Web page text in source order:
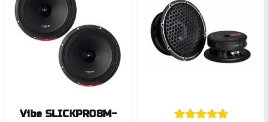
Vibe SLICKPRO8M-